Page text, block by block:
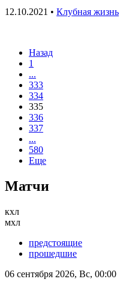
12.10.2021 • Клубная жизнь
Назад
1
...
333
334
335
336
337
...
580
Еще
Матчи
кхл
мхл
предстоящие
прошедшие
06 сентября 2026, Вс, 00:00